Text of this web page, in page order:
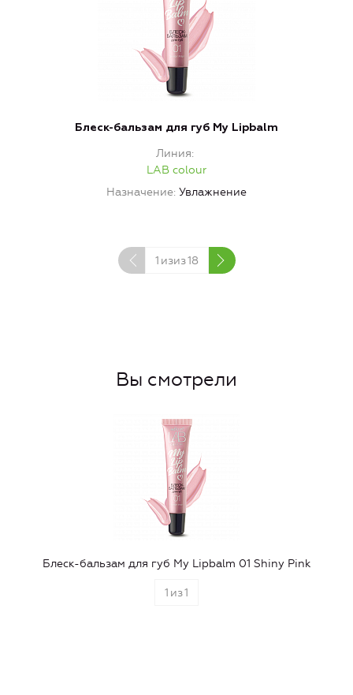
Блеск-бальзам для губ My Lipbalm
Линия
LAB colour
Назначение Увлажнение
1 изиз18
Вы смотрели
Блеск-бальзам для губ My Lipbalm 01 Shiny Pink
1 из1